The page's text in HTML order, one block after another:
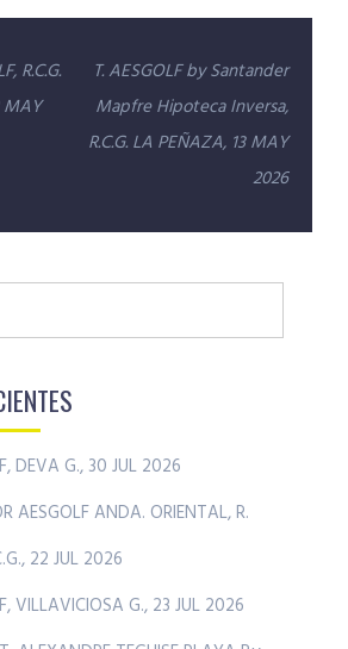
R.C.G.
MAY
T. AESGOLF by Santander
Mapfre Hipoteca Inversa,
R.C.G. LA PEÑAZA, 13 MAY
2026
DEVA G., 30 JUL 2026
AESGOLF ANDA. ORIENTAL, R.
22 JUL 2026
VILLAVICIOSA G., 23 JUL 2026